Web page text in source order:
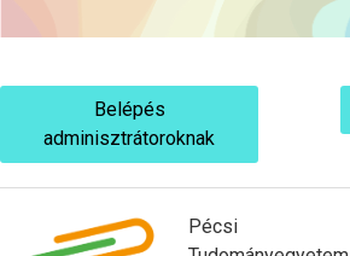
Belépés
adminisztrátoroknak
Pécsi